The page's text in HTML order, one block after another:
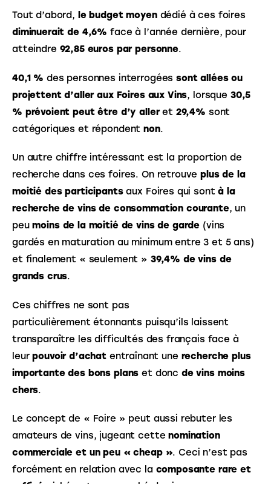
Tout d’abord, le budget moyen dédié à ces foires
diminuerait de 4,6% face à l’année dernière, pour
atteindre 92,85 euros par personne.
40,1 % des personnes interrogées sont allées ou
projettent d’aller aux Foires aux Vins, lorsque 30,5
% prévoient peut être d’y aller et 29,4% sont
catégoriques et répondent non.
Un autre chiffre intéressant est la proportion de
recherche dans ces foires. On retrouve plus de la
moitié des participants aux Foires qui sont à la
recherche de vins de consommation courante, un
peu moins de la moitié de vins de garde (vins
gardés en maturation au minimum entre 3 et 5 ans)
et finalement « seulement » 39,4% de vins de
grands crus.
Ces chiffres ne sont pas
particulièrement étonnants puisqu’ils laissent
transparaître les difficultés des français face à
leur pouvoir d’achat entraînant une recherche plus
importante des bons plans et donc de vins moins
chers.
Le concept de « Foire » peut aussi rebuter les
amateurs de vins, jugeant cette nomination
commerciale et un peu « cheap ». Ceci n’est pas
forcément en relation avec la composante rare et